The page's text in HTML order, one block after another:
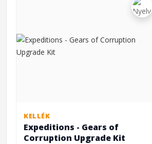
KELLÉK
Expeditions - Gears of
Corruption Upgrade Kit